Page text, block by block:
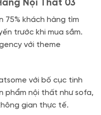
Nội Thất 03
75% khách hàng tìm
trước khi mua sắm.
với theme
với bố cục tinh
phẩm nội thất như sofa,
gian thực tế.